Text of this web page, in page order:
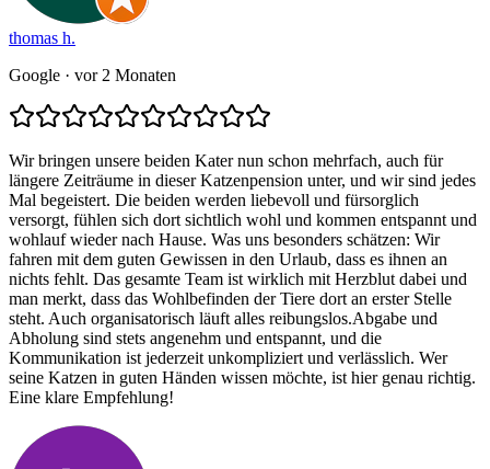
thomas h.
Google · vor 2 Monaten
Wir bringen unsere beiden Kater nun schon mehrfach, auch für
längere Zeiträume in dieser Katzenpension unter, und wir sind jedes
Mal begeistert. Die beiden werden liebevoll und fürsorglich
versorgt, fühlen sich dort sichtlich wohl und kommen entspannt und
wohlauf wieder nach Hause. Was uns besonders schätzen: Wir
fahren mit dem guten Gewissen in den Urlaub, dass es ihnen an
nichts fehlt. Das gesamte Team ist wirklich mit Herzblut dabei und
man merkt, dass das Wohlbefinden der Tiere dort an erster Stelle
steht. Auch organisatorisch läuft alles reibungslos.Abgabe und
Abholung sind stets angenehm und entspannt, und die
Kommunikation ist jederzeit unkompliziert und verlässlich. Wer
seine Katzen in guten Händen wissen möchte, ist hier genau richtig.
Eine klare Empfehlung!